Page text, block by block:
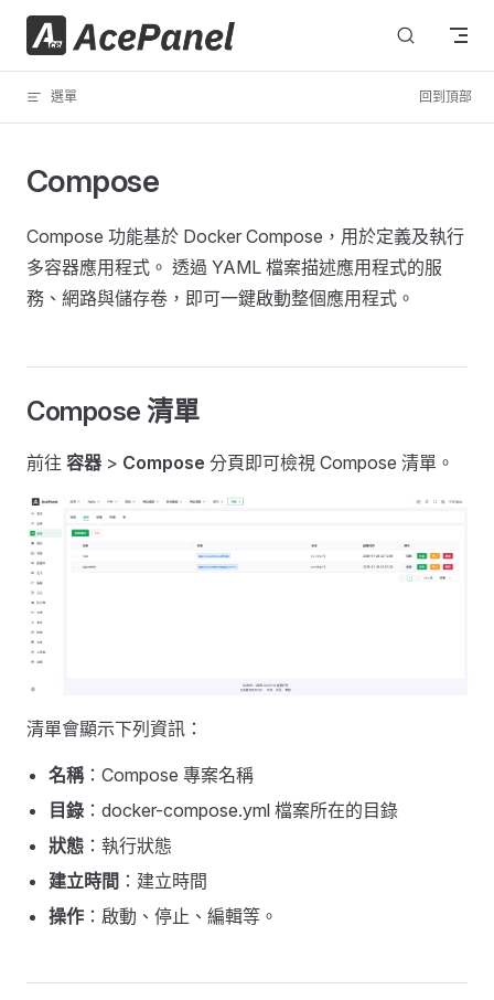
跳轉到內容
選單 回到頂部
Compose
Compose 功能基於 Docker Compose，用於定義及執行
多容器應用程式。 透過 YAML 檔案描述應用程式的服
務、網路與儲存卷，即可一鍵啟動整個應用程式。
Compose 清單
前往 容器 > Compose 分頁即可檢視 Compose 清單。
清單會顯示下列資訊：
名稱：Compose 專案名稱
目錄 ：docker-compose.yml 檔案所在的目錄
狀態 ：執行狀態
建立時間 ：建立時間
操作 ：啟動、停止、編輯等。